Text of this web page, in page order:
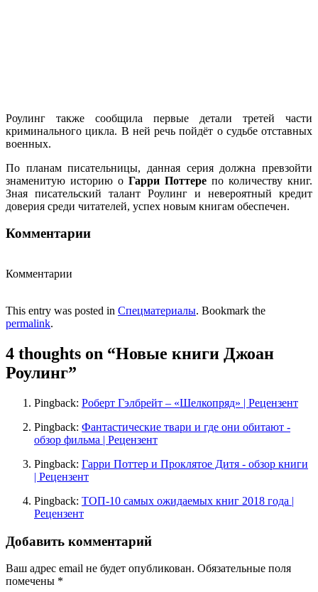
Роулинг также сообщила первые детали третей части
криминального цикла. В ней речь пойдёт о судьбе отставных
военных.
По планам писательницы, данная серия должна превзойти
знаменитую историю о Гарри Поттере по количеству книг.
Зная писательский талант Роулинг и невероятный кредит
доверия среди читателей, успех новым книгам обеспечен.
Комментарии
Комментарии
This entry was posted in Спецматериалы. Bookmark the
permalink.
4 thoughts on “Новые книги Джоан
Роулинг”
Pingback: Роберт Гэлбрейт – «Шелкопряд» | Рецензент
Pingback: Фантастические твари и где они обитают -
обзор фильма | Рецензент
Pingback: Гарри Поттер и Проклятое Дитя - обзор книги
| Рецензент
Pingback: ТОП-10 самых ожидаемых книг 2018 года |
Рецензент
Добавить комментарий
Ваш адрес email не будет опубликован. Обязательные поля
помечены *